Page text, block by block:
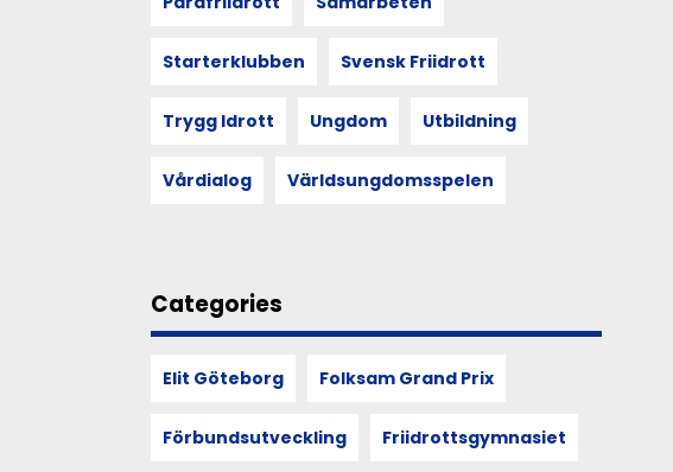
Starterklubben Svensk Friidrott
Trygg Idrott Ungdom Utbildning
Vårdialog Världsungdomsspelen
Categories
Elit Göteborg Folksam Grand Prix
Förbundsutveckling Friidrottsgymnasiet